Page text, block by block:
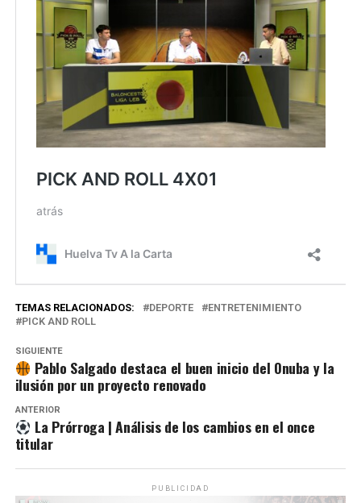
TEMAS RELACIONADOS: DEPORTE
ENTRETENIMIENTO
PICK AND ROLL
SIGUIENTE
Pablo Salgado destaca el buen inicio del Onuba y la
ilusión por un proyecto renovado
ANTERIOR
La Prórroga | Análisis de los cambios en el once
titular
PUBLICIDAD